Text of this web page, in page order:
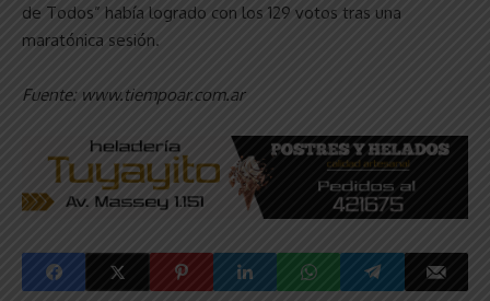
de Todos” había logrado con los 129 votos tras una
maratónica sesión.
Fuente: www.tiempoar.com.ar